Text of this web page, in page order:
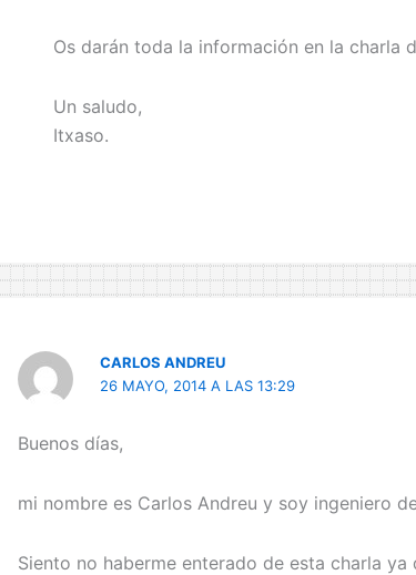
Os darán toda la información en la charla
Un saludo,
Itxaso.
CARLOS ANDREU
26 MAYO, 2014 A LAS 13:29
Buenos días,
mi nombre es Carlos Andreu y soy ingeniero
Siento no haberme enterado de esta charla